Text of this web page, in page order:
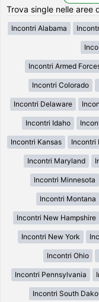
Trova single nelle aree
Incontri Alabama
Incontri Armed
Incontri Colorado
Incontri Delaware
Incontri Idaho
Incontri Kansas Incontri
Incontri Maryland
Incontri Minnesota
Incontri Montana
Incontri New Hampshire
Incontri New York
Incontri Ohio
Incontri Pennsylvania
Incontri South